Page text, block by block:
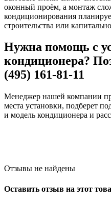
оконный проём, а монтаж
кондиционирования
строительства или
Нужна помощь с
кондиционера?
(495) 161-81-11
Менеджер нашей компании
места установки, подберет
и модель кондиционера и
Отзывы не найдены
Оставить отзыв на этот